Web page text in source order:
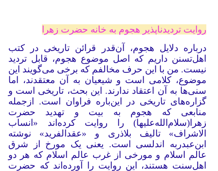
روایت تردیدناپذیر هجوم به خانه حضرت زهرا
درباره دلایل هجوم، آن‌قدر قرائن تاریخی در کتب
اهل‌تسنن داریم که اصل موضوع هجوم، قابل تردید
نیست. من با این حرف مخالفم که برخی می‌گویند این
موضوع، کلامی است و شیعیان به آن معتقدند، اما
سنی‌ها به آن اعتقاد ندارند. این بحث، تاریخی است و
گزاره‌های تاریخی در این‌باره فراوان است. ازجمله
منابعی که هجوم به بیت و تهدید حضرت
زهرا(سلام‌الله‌علیها) را روایت کرده‌اند «انساب
الاشراف» تالیف بلاذری و «عقدالفرید» نوشته
ابن‌عبدربه اندلسی است. یعنی یک مورخ از شرق
عالم اسلام و مورخی از غرب عالم اسلام که هر دو
اهل‌سنت هستند، این روایت را آورده‌اند که حضرت